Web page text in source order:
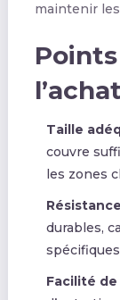
maintenir
l’achat
Taille
couvre
les zones
durables,
Facilité